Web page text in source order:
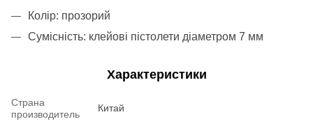
Колір: прозорий
Сумісність: клейові пістолети діаметром 7 мм
Характеристики
Страна
производитель
Китай